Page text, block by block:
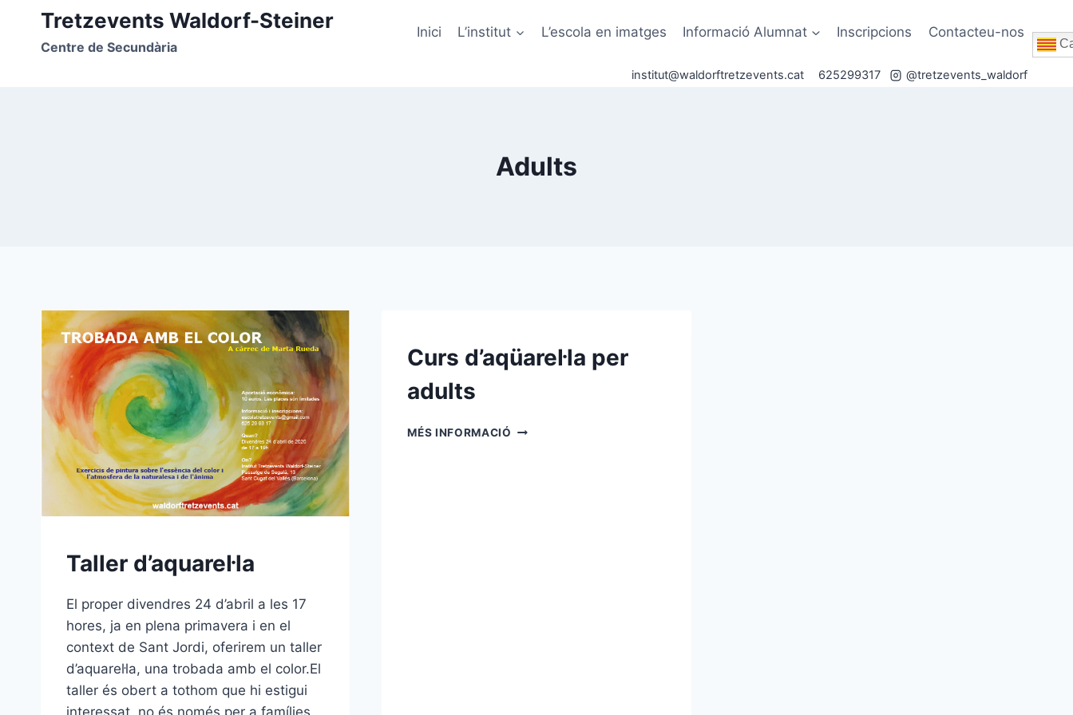
contingut
Tretzevents Waldorf-Steiner
Centre de Secundària
Inici L’institut L’escola en imatges Informació Alumnat Inscripcions Contacteu-nos
institut@waldorftretzevents.cat 625299317 @tretzevents_waldorf
Adults
Taller d’aquarel·la
El proper divendres 24 d’abril a les 17
hores, ja en plena primavera i en el
context de Sant Jordi, oferirem un taller
d’aquarel·la, una trobada amb el color.El
taller és obert a tothom que hi estigui
Curs d’aqüarel·la per
adults
MÉS INFORMACIÓ CURS